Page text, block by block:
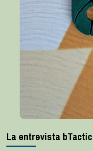
La entrevista bTactic